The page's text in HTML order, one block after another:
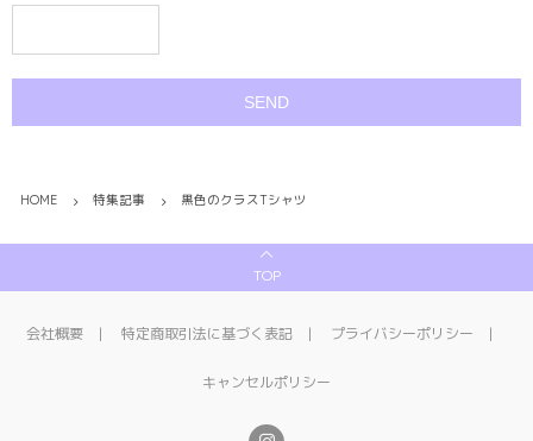
HOME 特集記事 黒色のクラスTシャツ
TOP
会社概要 特定商取引法に基づく表記 プライバシーポリシー
キャンセルポリシー